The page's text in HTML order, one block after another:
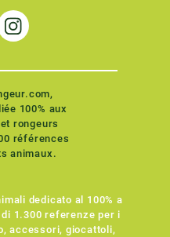
dedicato al 100% a
1.300 referenze per i
accessori, giocattoli,